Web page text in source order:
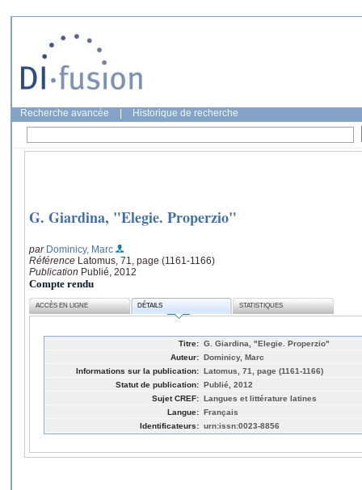
Recherche avancée Historique de recherche
G. Giardina, "Elegie. Properzio"
par Dominicy, Marc
Référence Latomus, 71, page (1161-1166)
Publication Publié, 2012
Compte rendu
ACCÈS EN LIGNE DÉTAILS STATISTIQUES
Titre: G. Giardina, "Elegie. Properzio"
Auteur: Dominicy, Marc
Informations sur la publication: Latomus, 71, page (1161-1166)
Statut de publication: Publié, 2012
Sujet CREF: Langues et littérature latines
Langue: Français
Identificateurs: urn:issn:0023-8856